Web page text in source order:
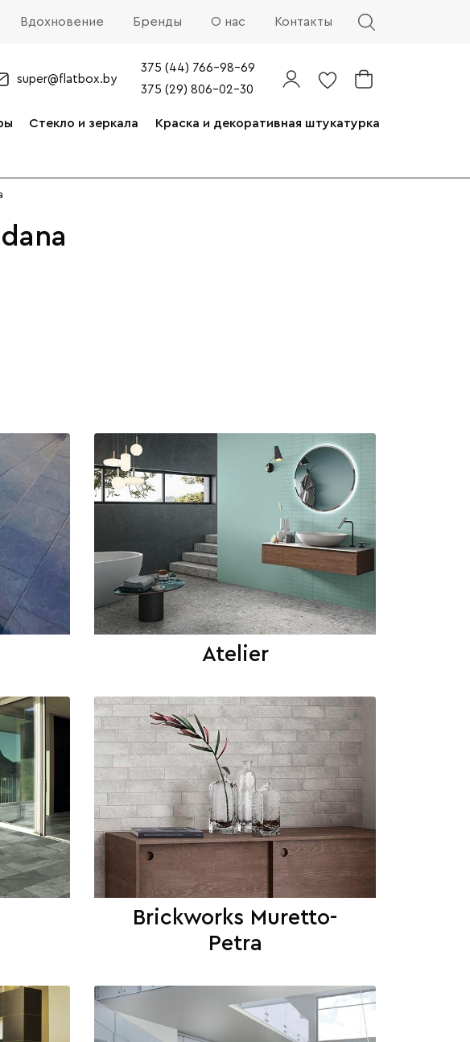
Вдохновение Бренды О нас Контакты
super@flatbox.by
375 (44) 766-98-69
375 (29) 806-02-30
Стекло и зеркала Краска и декоративная штукатурка
Atelier
Brickworks Muretto-
Petra